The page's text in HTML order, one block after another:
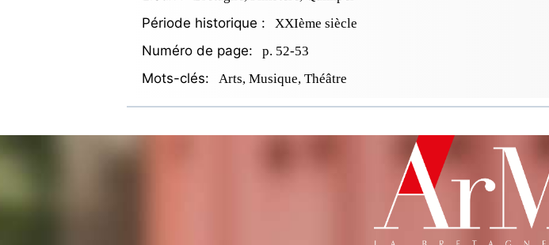
Période historique : XXIème siècle
Numéro de page: p. 52-53
Mots-clés: Arts, Musique, Théâtre